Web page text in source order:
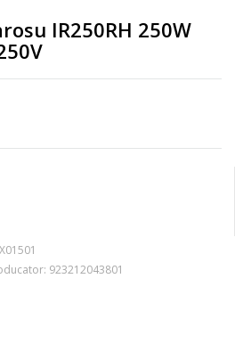
IR250RH 250W
923212043801